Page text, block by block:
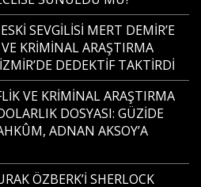
SEVGİLİSİ MERT DEMİR’E
KRİMİNAL ARAŞTIRMA
DEDEKTİF TAKTİRDİ
VE KRİMİNAL ARAŞTIRMA
DOSYASI: GÜZİDE
ADNAN AKSOY’A
ÖZBERK’İ SHERLOCK